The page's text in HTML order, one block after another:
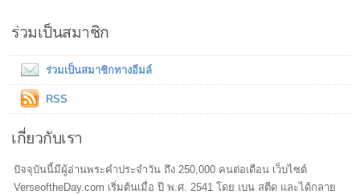
ร่วมเป็นสมาชิก
ร่วมเป็นสมาชิกทางอีมล์
RSS
เกี่ยวกับเรา
ปัจจุบันนี้มีผู้อ่านพระคำประจำวัน ถึง 250,000 คนต่อเดือน เว็บไซต์
VerseoftheDay.com เริ่มต้นเมื่อ ปี พ.ศ. 2541 โดย เบน สตีด และได้กลาย